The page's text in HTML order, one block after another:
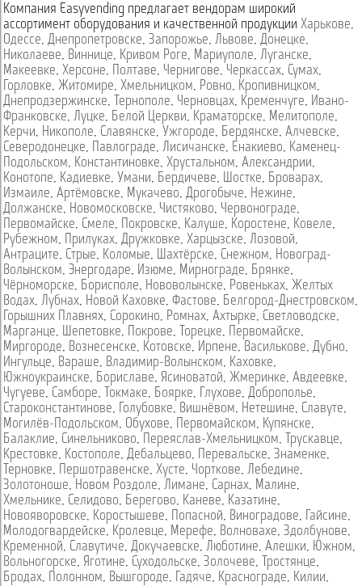
Компания Easyvending предлагает вендорам широкий
ассортимент оборудования и качественной продукции Харькове,
Одессе, Днепропетровске, Запорожье, Львове, Донецке,
Николаеве, Виннице, Кривом Роге, Мариуполе, Луганске,
Макеевке, Херсоне, Полтаве, Чернигове, Черкассах, Сумах,
Горловке, Житомире, Хмельницком, Ровно, Кропивницком,
Днепродзержинске, Тернополе, Черновцах, Кременчуге, Ивано-
Франковске, Луцке, Белой Церкви, Краматорске, Мелитополе,
Керчи, Никополе, Славянске, Ужгороде, Бердянске, Алчевске,
Северодонецке, Павлограде, Лисичанске, Енакиево, Каменец-
Подольском, Константиновке, Хрустальном, Александрии,
Конотопе, Кадиевке, Умани, Бердичеве, Шостке, Броварах,
Измаиле, Артёмовске, Мукачево, Дрогобыче, Нежине,
Должанске, Новомосковске, Чистяково, Червонограде,
Первомайске, Смеле, Покровске, Калуше, Коростене, Ковеле,
Рубежном, Прилуках, Дружковке, Харцызске, Лозовой,
Антраците, Стрые, Коломые, Шахтёрске, Снежном, Новоград-
Волынском, Энергодаре, Изюме, Мирнограде, Брянке,
Чёрноморске, Борисполе, Нововолынске, Ровеньках, Желтых
Водах, Лубнах, Новой Каховке, Фастове, Белгород-Днестровском,
Горышних Плавнях, Сорокино, Ромнах, Ахтырке, Светловодске,
Марганце, Шепетовке, Покрове, Торецке, Первомайске,
Миргороде, Вознесенске, Котовске, Ирпене, Василькове, Дубно,
Ингульце, Вараше, Владимир-Волынском, Каховке,
Южноукраинске, Бориславе, Ясиноватой, Жмеринке, Авдеевке,
Чугуеве, Самборе, Токмаке, Боярке, Глухове, Доброполье,
Староконстантинове, Голубовке, Вишнёвом, Нетешине, Славуте,
Могилёв-Подольском, Обухове, Первомайском, Купянске,
Балаклие, Синельниково, Переяслав-Хмельницком, Трускавце,
Крестовке, Костополе, Дебальцево, Перевальске, Знаменке,
Терновке, Першотравенске, Хусте, Чорткове, Лебедине,
Золотоноше, Новом Роздоле, Лимане, Сарнах, Малине,
Хмельнике, Селидово, Берегово, Каневе, Казатине,
Новояворовске, Коростышеве, Попасной, Виноградове, Гайсине,
Молодогвардейске, Кролевце, Мерефе, Волновахе, Здолбунове,
Кременной, Славутиче, Докучаевске, Люботине, Алешки, Южном,
Вольногорске, Яготине, Суходольске, Золочеве, Тростянце,
Бродах, Полонном, Вышгороде, Гадяче, Краснограде, Килии,